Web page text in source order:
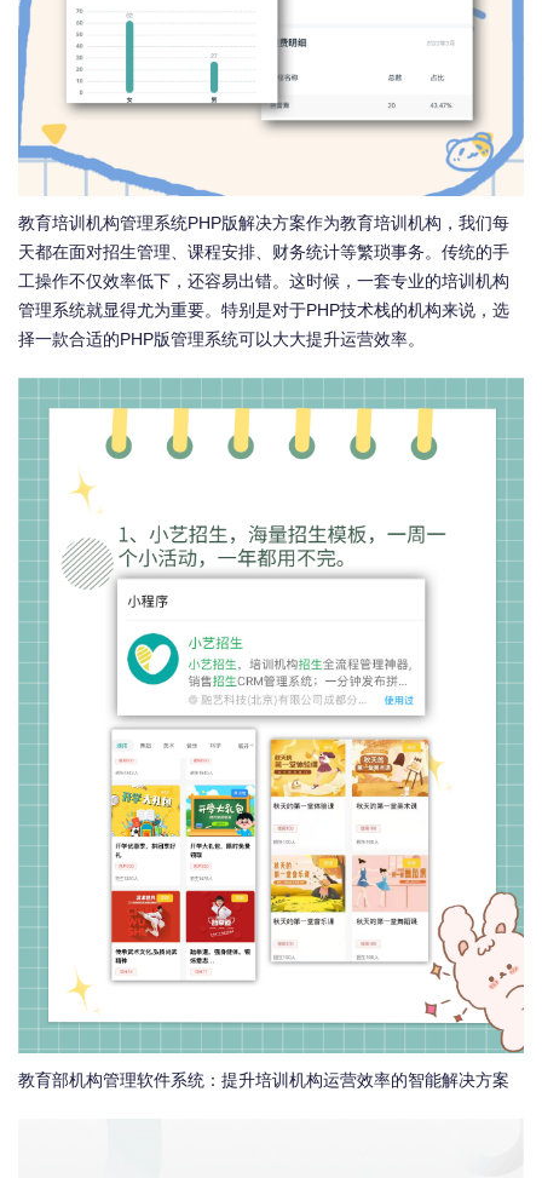
教育培训机构管理系统PHP版解决方案作为教育培训机构，我们每
天都在面对招生管理、课程安排、财务统计等繁琐事务。传统的手
工操作不仅效率低下，还容易出错。这时候，一套专业的培训机构
管理系统就显得尤为重要。特别是对于PHP技术栈的机构来说，选
择一款合适的PHP版管理系统可以大大提升运营效率。
教育部机构管理软件系统：提升培训机构运营效率的智能解决方案